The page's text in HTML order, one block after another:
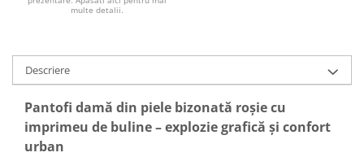
multe detalii.
Descriere
Pantofi damă din piele bizonată roșie cu
imprimeu de buline – explozie grafică și confort
urban